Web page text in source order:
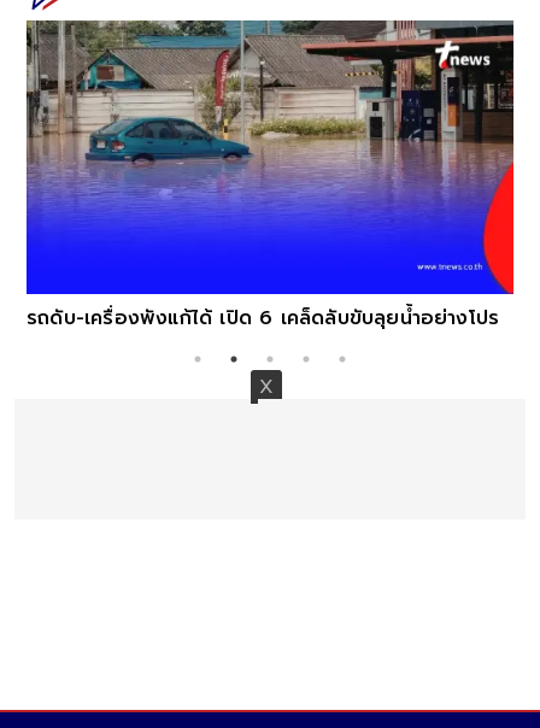
รถดับ-เครื่องพังแก้ได้ เปิด 6 เคล็ดลับขับลุยน้ำอย่างโปร